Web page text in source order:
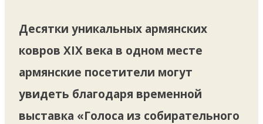
Десятки уникальных армянских
ковров XIX века в одном месте
армянские посетители могут
увидеть благодаря временной
выставка «Голоса из собирательного